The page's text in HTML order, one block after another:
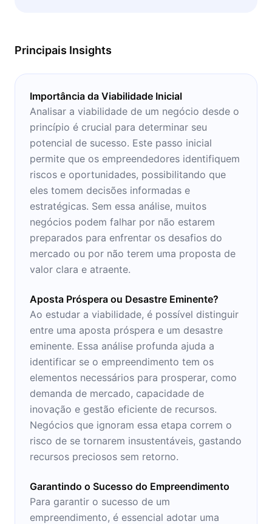
Principais Insights
Importância da Viabilidade Inicial
Analisar a viabilidade de um negócio desde o
princípio é crucial para determinar seu
potencial de sucesso. Este passo inicial
permite que os empreendedores identifiquem
riscos e oportunidades, possibilitando que
eles tomem decisões informadas e
estratégicas. Sem essa análise, muitos
negócios podem falhar por não estarem
preparados para enfrentar os desafios do
mercado ou por não terem uma proposta de
valor clara e atraente.
Aposta Próspera ou Desastre Eminente?
Ao estudar a viabilidade, é possível distinguir
entre uma aposta próspera e um desastre
eminente. Essa análise profunda ajuda a
identificar se o empreendimento tem os
elementos necessários para prosperar, como
demanda de mercado, capacidade de
inovação e gestão eficiente de recursos.
Negócios que ignoram essa etapa correm o
risco de se tornarem insustentáveis, gastando
recursos preciosos sem retorno.
Garantindo o Sucesso do Empreendimento
Para garantir o sucesso de um
empreendimento, é essencial adotar uma